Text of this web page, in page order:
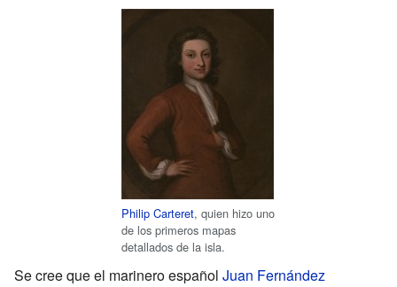
Philip Carteret, quien hizo uno
de los primeros mapas
detallados de la isla.
Se cree que el marinero español Juan Fernández